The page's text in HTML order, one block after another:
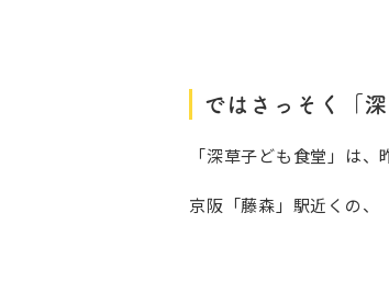
ではさっそく「
「深草子ども食堂」は
京阪「藤森」駅近くの、